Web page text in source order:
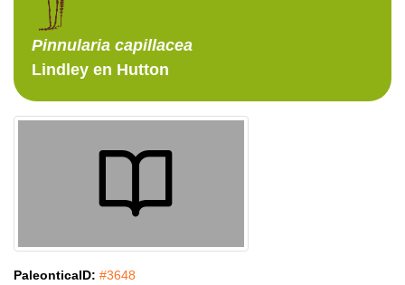
Pinnularia capillacea
Lindley en Hutton
PaleonticaID: #3648